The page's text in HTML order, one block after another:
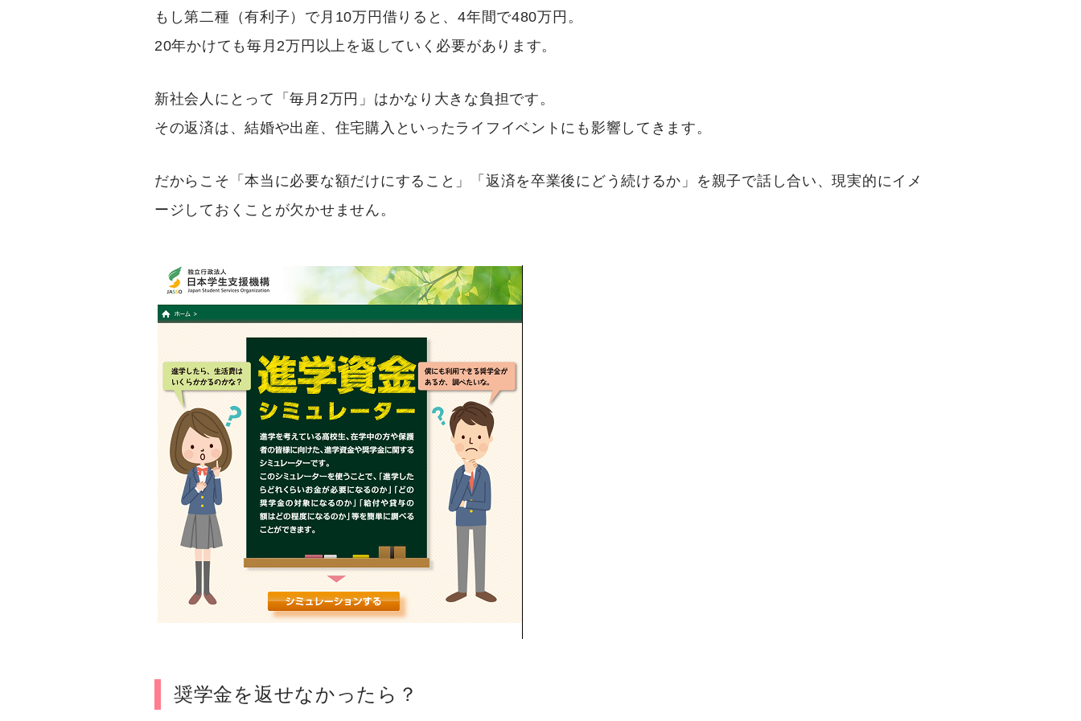
もし第二種（有利子）で月10万円借りると、4年間で480万円。
20年かけても毎月2万円以上を返していく必要があります。
新社会人にとって「毎月2万円」はかなり大きな負担です。
その返済は、結婚や出産、住宅購入といったライフイベントにも影響してきます。
だからこそ「本当に必要な額だけにすること」「返済を卒業後にどう続けるか」を親子で話し合い、現実的にイメ
ージしておくことが欠かせません。
奨学金を返せなかったら？